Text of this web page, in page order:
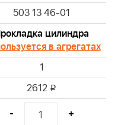
503 13 46-01
цилиндра
в агрегатах
1
2612 i
- +